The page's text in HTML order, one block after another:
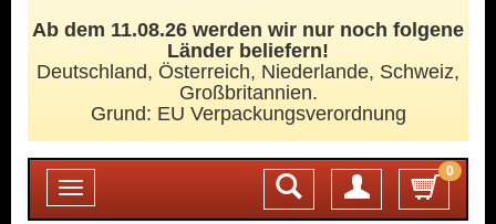
Ab dem 11.08.26 werden wir nur noch folgene
Länder beliefern!
Deutschland, Österreich, Niederlande, Schweiz,
Großbritannien.
Grund: EU Verpackungsverordnung
Toggle
navigation
0
Login